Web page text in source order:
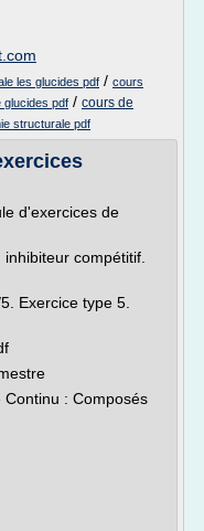
les glucides pdf / cours
glucides pdf / cours de
structurale pdf
d'exercices de
compétitif.
Exercice type 5.
: Composés